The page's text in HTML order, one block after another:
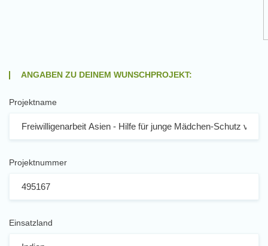
ANGABEN ZU DEINEM WUNSCHPROJEKT:
Projektname
Projektnummer
Einsatzland